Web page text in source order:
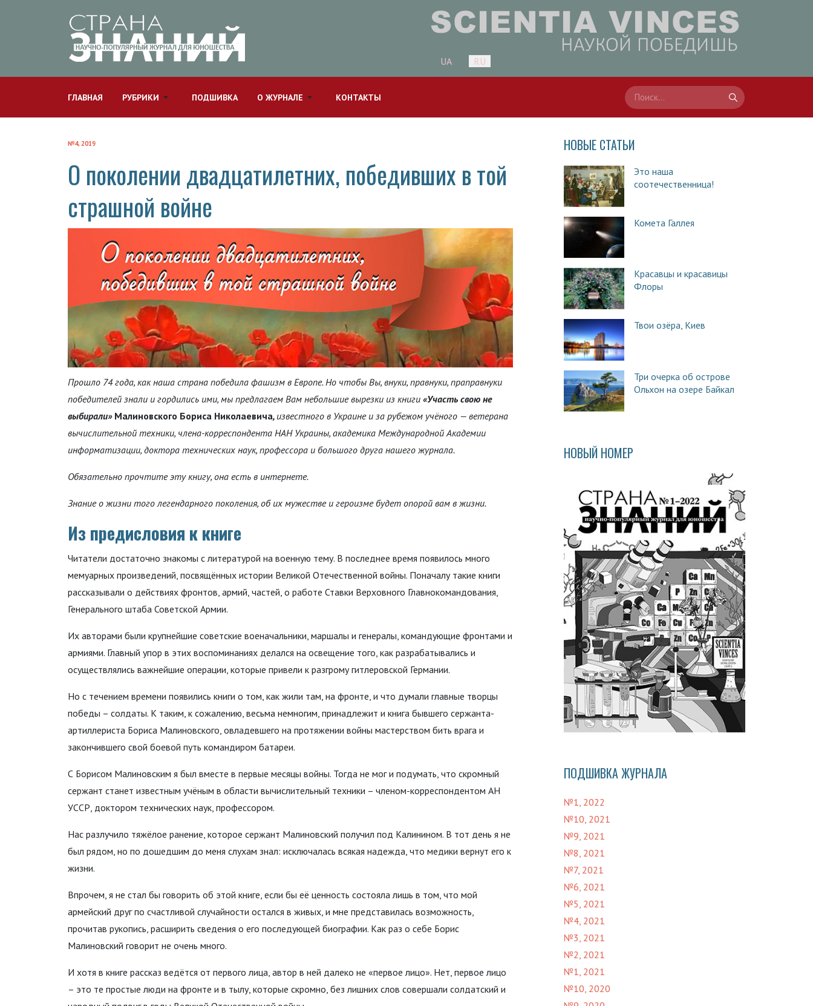
Выберите язык
UA RU
ГЛАВНАЯ РУБРИКИ ПОДШИВКА О ЖУРНАЛЕ КОНТАКТЫ
№4, 2019
О поколении двадцатилетних, победивших в той
страшной войне
Прошло 74 года, как наша страна победила фашизм в Европе. Но чтобы Вы, внуки, правнуки, праправнуки
победителей знали и гордились ими, мы предлагаем Вам небольшие вырезки из книги «Участь свою не
выбирали» Малиновского Бориса Николаевича, известного в Украине и за рубежом учёного — ветерана
вычислительной техники, члена-корреспондента НАН Украины, академика Международной Академии
информатизации, доктора технических наук, профессора и большого друга нашего журнала.
Обязательно прочтите эту книгу, она есть в интернете.
Знание о жизни того легендарного поколения, об их мужестве и героизме будет опорой вам в жизни.
Из предисловия к книге
Читатели достаточно знакомы с литературой на военную тему. В последнее время появилось много
мемуарных произведений, посвящённых истории Великой Отечественной войны. Поначалу такие книги
рассказывали о действиях фронтов, армий, частей, о работе Ставки Верховного Главнокомандования,
Генерального штаба Советской Армии.
Их авторами были крупнейшие советские военачальники, маршалы и генералы, командующие фронтами и
армиями. Главный упор в этих воспоминаниях делался на освещение того, как разрабатывались и
осуществлялись важнейшие операции, которые привели к разгрому гитлеровской Германии.
Но с течением времени появились книги о том, как жили там, на фронте, и что думали главные творцы
победы – солдаты. К таким, к сожалению, весьма немногим, принадлежит и книга бывшего сержанта-
артиллериста Бориса Малиновского, овладевшего на протяжении войны мастерством бить врага и
закончившего свой боевой путь командиром батареи.
С Борисом Малиновским я был вместе в первые месяцы войны. Тогда не мог и подумать, что скромный
сержант станет известным учёным в области вычислительный техники – членом-корреспондентом АН
УССР, доктором технических наук, профессором.
Нас разлучило тяжёлое ранение, которое сержант Малиновский получил под Калинином. В тот день я не
был рядом, но по дошедшим до меня слухам знал: исключалась всякая надежда, что медики вернут его к
жизни.
Впрочем, я не стал бы говорить об этой книге, если бы её ценность состояла лишь в том, что мой
армейский друг по счастливой случайности остался в живых, и мне представилась возможность,
прочитав рукопись, расширить сведения о его последующей биографии. Как раз о себе Борис
Малиновский говорит не очень много.
И хотя в книге рассказ ведётся от первого лица, автор в ней далеко не «первое лицо». Нет, первое лицо
– это те простые люди на фронте и в тылу, которые скромно, без лишних слов совершали солдатский и
НОВЫЕ СТАТЬИ
Это наша
соотечественница!
Комета Галлея
Красавцы и красавицы
Флоры
Твои озёра, Киев
Три очерка об острове
Ольхон на озере Байкал
НОВЫЙ НОМЕР
ПОДШИВКА ЖУРНАЛА
№1, 2022
№10, 2021
№9, 2021
№8, 2021
№7, 2021
№6, 2021
№5, 2021
№4, 2021
№3, 2021
№2, 2021
№1, 2021
№10, 2020